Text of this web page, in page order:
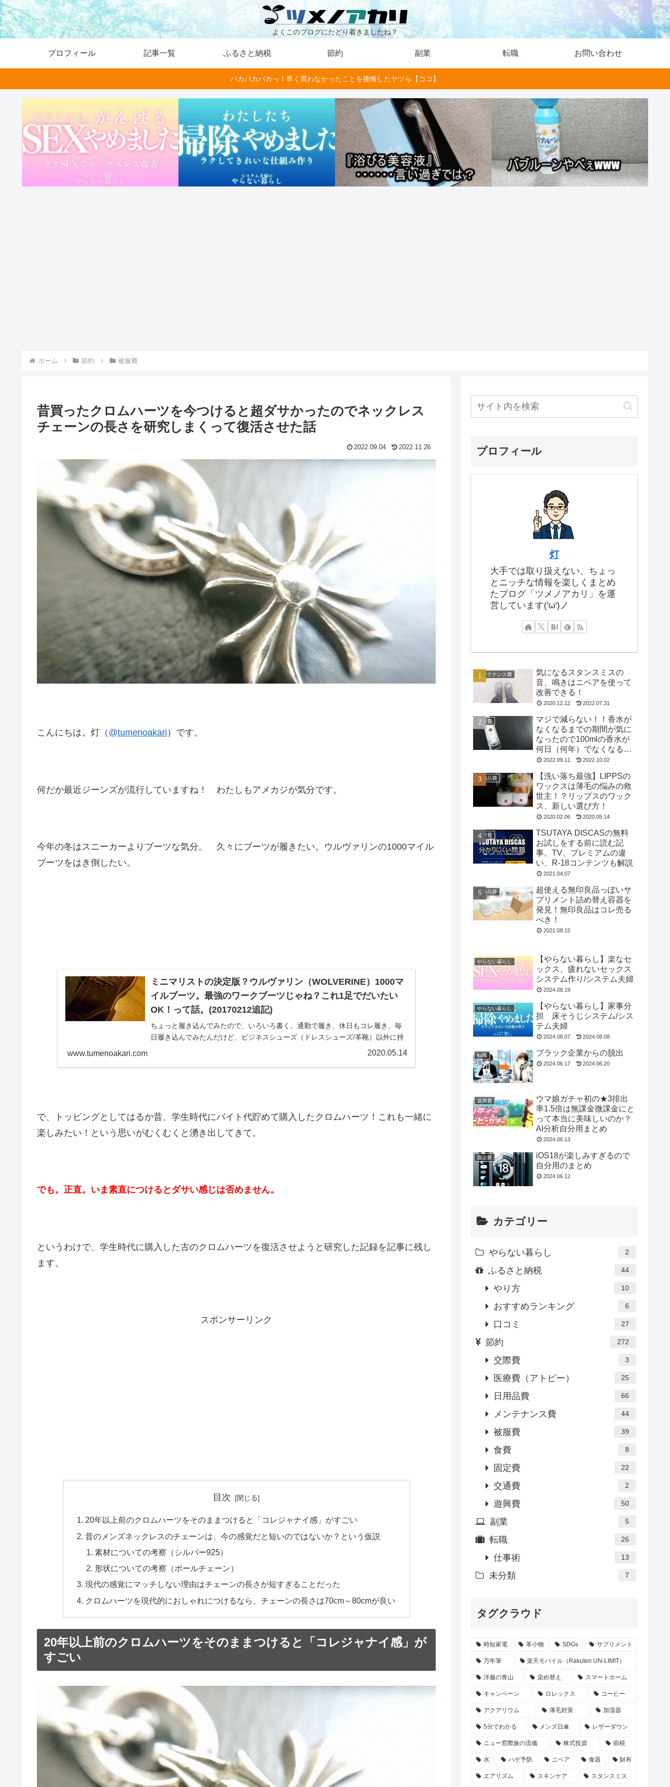
よくこのブログにたどり着きましたね？
プロフィール 記事一覧 ふるさと納税 節約 副業 転職 お問い合わせ
バカバカバカっ！早く買わなかったことを後悔したヤツら【ココ】
ホーム 節約 被服費
昔買ったクロムハーツを今つけると超ダサかったのでネックレス
チェーンの長さを研究しまくって復活させた話
2022.09.04 2022.11.26
こんにちは。灯（ @tumenoakari ）です。
何だか最近ジーンズが流行していますね！ わたしもアメカジが気分です。
今年の冬はスニーカーよりブーツな気分。 久々にブーツが履きたい。ウルヴァリンの1000マイル
ブーツをはき倒したい。
ミニマリストの決定版？ウルヴァリン（WOLVERINE）1000マ
イルブーツ。最強のワークブーツじゃね？これ1足でだいたい
OK！って話。(20170212追記)
ちょっと履き込んでみたので、いろいろ書く。通勤で履き、休日もコレ履き、毎
日履き込んでみたんだけど、ビジネスシューズ（ドレスシューズ/革靴）以外に持
つべき靴は、この1000マイルブーツとコンバースのオールスターハイカットが有
www.tumenoakari.com 2020.05.14
で、トッピングとしてはるか昔、学生時代にバイト代貯めて購入したクロムハーツ！これも一緒に
楽しみたい！という思いがむくむくと湧き出してきて。
でも。正直。いま素直につけるとダサい感じは否めません。
というわけで、学生時代に購入した古のクロムハーツを復活させようと研究した記録を記事に残し
ます。
スポンサーリンク
目次
20年以上前のクロムハーツをそのままつけると「コレジャナイ感」がすごい
昔のメンズネックレスのチェーンは、今の感覚だと短いのではないか？という仮説
素材についての考察（シルバー925）
形状についての考察（ボールチェーン）
現代の感覚にマッチしない理由はチェーンの長さが短すぎることだった
クロムハーツを現代的におしゃれにつけるなら、チェーンの長さは70cm～80cmが良い
20年以上前のクロムハーツをそのままつけると「コレジャナイ感」が
すごい
プロフィール
灯
大手では取り扱えない、ちょっ
とニッチな情報を楽しくまとめ
たブログ「ツメノアカリ」を運
営しています('ω')ノ
メンテナンス費
気になるスタンスミスの
音、鳴きはニベアを使って
改善できる！
2020.12.12 2022.07.31
被服費
マジで減らない！！香水が
なくなるまでの期間が気に
なったので100mlの香水が
何日（何年）でなくなるの
か試してみた
2022.09.11 2022.10.02
日用品費
【洗い落ち最強】LIPPSの
ワックスは薄毛の悩みの救
世主！？リップスのワック
ス、新しい選び方！
2020.02.06 2020.05.14
遊興費
TSUTAYA DISCASの無料
お試しをする前に読む記
事。TV、プレミアムの違
い、R-18コンテンツも解説
2021.04.07
日用品費
超使える無印良品っぽいサ
プリメント詰め替え容器を
発見！無印良品はコレ売る
べき！
2021.08.15
やらない暮らし
【やらない暮らし】楽なセ
ックス、疲れないセックス
システム作り/システム夫婦
2024.08.19
やらない暮らし
【やらない暮らし】家事分
担 床そうじシステム/シス
テム夫婦
2024.08.07 2024.08.08
転職 ブラック企業からの脱出
2024.06.17 2024.06.20
遊興費
ウマ娘ガチャ初の★3排出
率1.5倍は無課金微課金にと
って本当に美味しいのか？
AI分析自分用まとめ
2024.06.13
固定費
iOS18が楽しみすぎるので
自分用のまとめ
2024.06.12
カテゴリー
やらない暮らし 2
ふるさと納税 44
やり方 10
おすすめランキング 6
口コミ 27
節約 272
交際費 3
医療費（アトピー） 25
日用品費 66
メンテナンス費 44
被服費 39
食費 8
固定費 22
交通費 2
遊興費 50
副業 5
転職 26
仕事術 13
未分類 7
タグクラウド
時短家電 革小物 SDGs サプリメント
万年筆 楽天モバイル（Rakuten UN-LIMIT）
洋服の青山 染め替え スマートホーム
キャンペーン ロレックス コーヒー
アクアリウム 薄毛対策 加湿器
5分でわかる メンズ日傘 レザーダウン
ニュー窓際族の流儀 株式投資 節税
水 ハゲ予防 ニベア 食器 財布
エアリズム スキンケア スタンスミス